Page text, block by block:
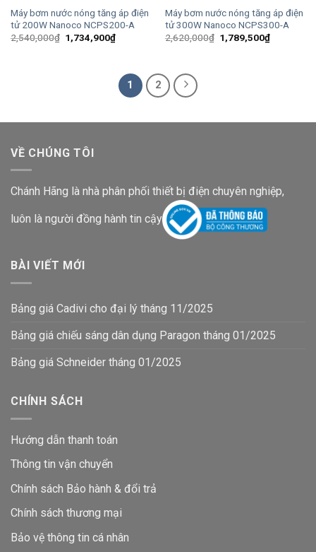
Máy bơm nước nóng tăng áp điện
tử 200W Nanoco NCPS200-A
2,540,000₫ Giá
gốc
1,734,900₫Giá
hiện
1,734,900₫.
Máy bơm nước nóng tăng áp điện
tử 300W Nanoco NCPS300-A
2,620,000₫ Giá
gốc
1,789,500₫Giá
hiện
1 2
VỀ CHÚNG TÔI
Chánh Hãng là nhà phân phối thiết bị điện chuyên nghiệp,
luôn là người đồng hành tin cậy
BÀI VIẾT MỚI
Bảng giá Cadivi cho đại lý tháng 11/2025
Bảng giá chiếu sáng dân dụng Paragon tháng 01/2025
Bảng giá Schneider tháng 01/2025
CHÍNH SÁCH
Hướng dẫn thanh toán
Thông tin vận chuyển
Chính sách Bảo hành & đổi trả
Chính sách thương mại
Bảo vệ thông tin cá nhân